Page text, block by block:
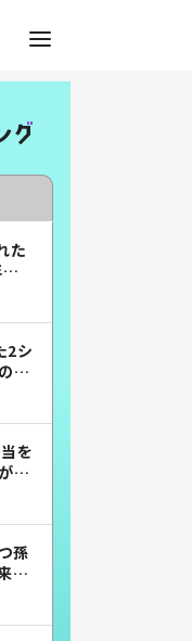
た
2シ
姿
を
絶
孫
た